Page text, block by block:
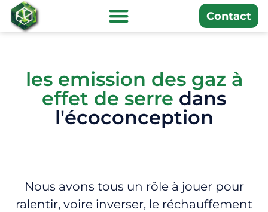
Contact
les emission des gaz à
effet de serre dans
l'écoconception
Nous avons tous un rôle à jouer pour
ralentir, voire inverser, le réchauffement